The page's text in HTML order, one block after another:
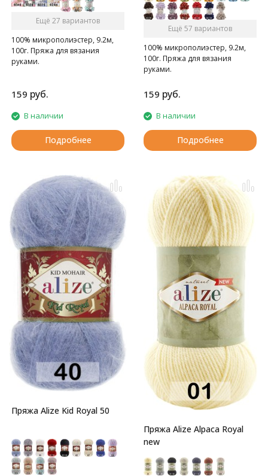
Ещё 27 вариантов
100% микрополиэстер, 9.2м,
100г. Пряжа для вязания
руками.
159 руб.
В наличии
Подробнее
Ещё 57 вариантов
100% микрополиэстер, 9.2м,
100г. Пряжа для вязания
руками.
159 руб.
В наличии
Подробнее
Пряжа Alize Kid Royal 50
Пряжа Alize Alpaca Royal
new